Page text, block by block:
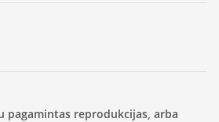
pagamintas reprodukcijas, arba